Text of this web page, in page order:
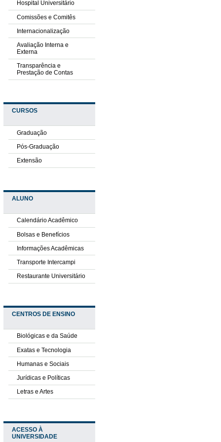
Hospital Universitário
Comissões e Comitês
Internacionalização
Avaliação Interna e
Externa
Transparência e
Prestação de Contas
CURSOS
Graduação
Pós-Graduação
Extensão
ALUNO
Calendário Acadêmico
Bolsas e Benefícios
Informações Acadêmicas
Transporte Intercampi
Restaurante Universitário
CENTROS DE ENSINO
Biológicas e da Saúde
Exatas e Tecnologia
Humanas e Sociais
Jurídicas e Políticas
Letras e Artes
ACESSO À
UNIVERSIDADE